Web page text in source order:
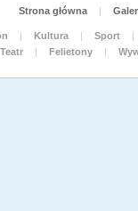
Strona główna |
| Kultura | Sport
|
Teatr
| Felietony |